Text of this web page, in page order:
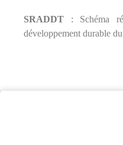
SRADDT : Schéma
développement durable